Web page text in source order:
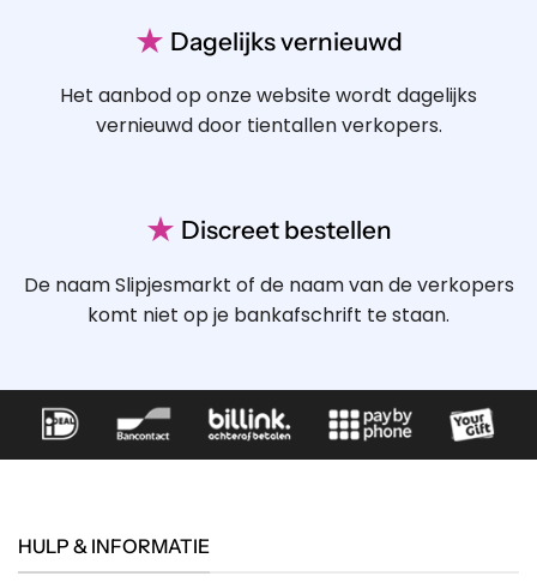
★ Dagelijks vernieuwd
Het aanbod op onze website wordt dagelijks
vernieuwd door tientallen verkopers.
★ Discreet bestellen
De naam Slipjesmarkt of de naam van de verkopers
komt niet op je bankafschrift te staan.
HULP & INFORMATIE